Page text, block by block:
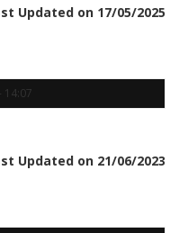
Updated on 17/05/2025
14:07
Updated on 21/06/2023